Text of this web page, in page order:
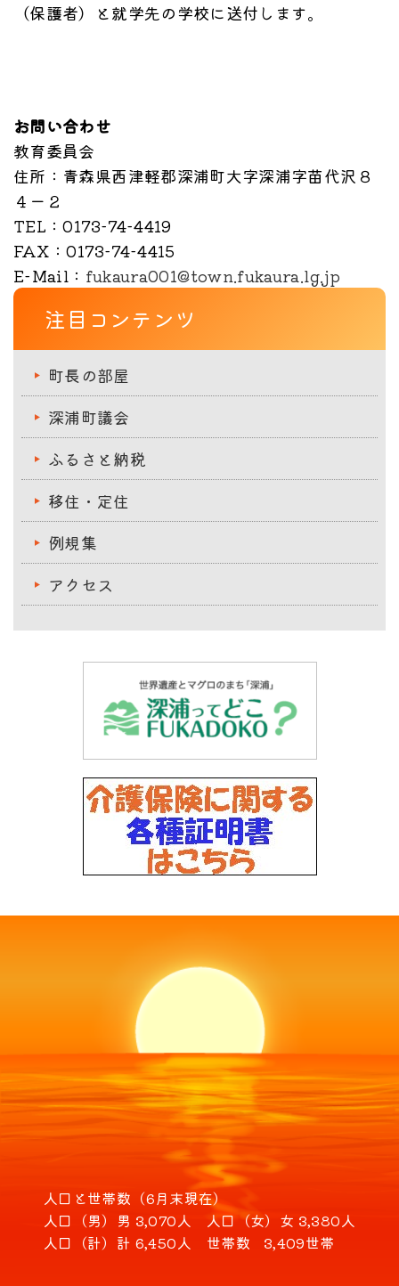
（保護者）と就学先の学校に送付します。
お問い合わせ
教育委員会
住所 ：青森県西津軽郡深浦町大字深浦字苗代沢８
４ー２
TEL ：0173-74-4419
FAX ：0173-74-4415
E-Mail ： fukaura001@town.fukaura.lg.jp
注目コンテンツ
町長の部屋
深浦町議会
ふるさと納税
移住・定住
例規集
アクセス
人口と世帯数（6月末現在）
人口（男） 男 3,070人 人口（女） 女 3,380人
人口（計） 計 6,450人 世帯数 3,409世帯